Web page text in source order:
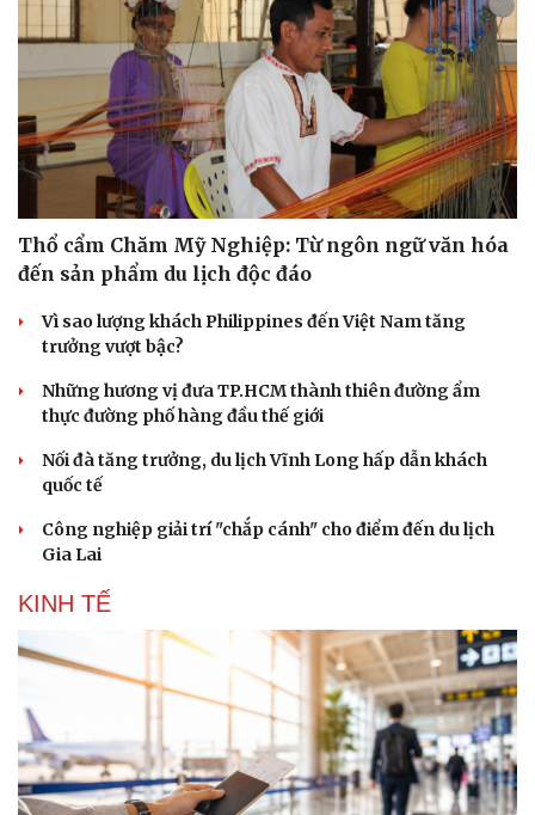
Thổ cẩm Chăm Mỹ Nghiệp: Từ ngôn ngữ văn hóa
đến sản phẩm du lịch độc đáo
Vì sao lượng khách Philippines đến Việt Nam tăng
trưởng vượt bậc?
Những hương vị đưa TP.HCM thành thiên đường ẩm
thực đường phố hàng đầu thế giới
Nối đà tăng trưởng, du lịch Vĩnh Long hấp dẫn khách
quốc tế
Công nghiệp giải trí "chắp cánh" cho điểm đến du lịch
Gia Lai
KINH TẾ